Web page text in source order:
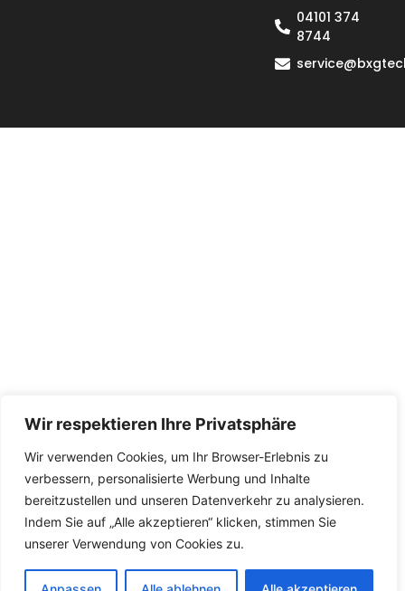
Wir respektieren Ihre Privatsphäre
Wir verwenden Cookies, um Ihr Browser-Erlebnis zu
verbessern, personalisierte Werbung und Inhalte
bereitzustellen und unseren Datenverkehr zu analysieren.
Indem Sie auf „Alle akzeptieren“ klicken, stimmen Sie
unserer Verwendung von Cookies zu.
04101 374
8744